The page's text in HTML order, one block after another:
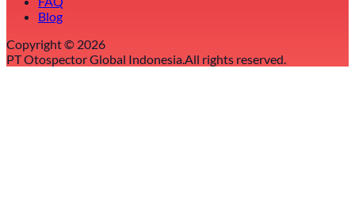
Blog
Copyright © 2026
PT Otospector Global Indonesia. All rights reserved.